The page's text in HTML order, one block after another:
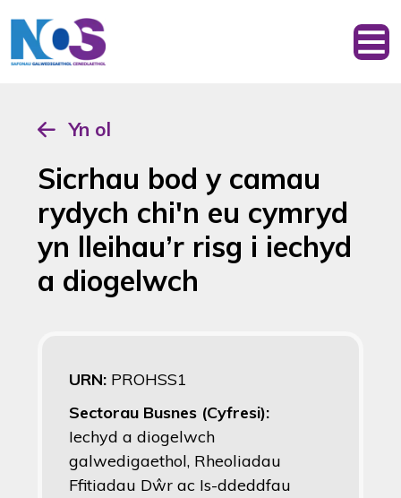
Yn ol
Sicrhau bod y camau
rydych chi'n eu cymryd
yn lleihau’r risg i iechyd
a diogelwch
URN: PROHSS1
Sectorau Busnes (Cyfresi):
Iechyd a diogelwch
galwedigaethol, Rheoliadau
Ffitiadau Dŵr ac Is-ddeddfau